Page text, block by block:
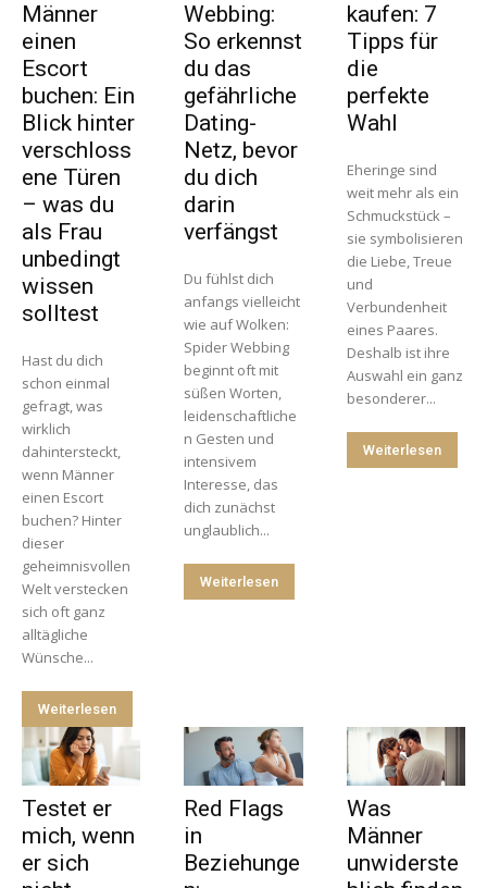
Männer
einen
Escort
buchen: Ein
Blick hinter
verschloss
ene Türen
– was du
als Frau
unbedingt
wissen
solltest
Hast du dich
schon einmal
gefragt, was
wirklich
dahintersteckt,
wenn Männer
einen Escort
buchen? Hinter
dieser
geheimnisvollen
Welt verstecken
sich oft ganz
alltägliche
Wünsche...
Weiterlesen
Webbing:
So erkennst
du das
gefährliche
Dating-
Netz, bevor
du dich
darin
verfängst
Du fühlst dich
anfangs vielleicht
wie auf Wolken:
Spider Webbing
beginnt oft mit
süßen Worten,
leidenschaftliche
n Gesten und
intensivem
Interesse, das
dich zunächst
unglaublich...
Weiterlesen
kaufen: 7
Tipps für
die
perfekte
Wahl
Eheringe sind
weit mehr als ein
Schmuckstück –
sie symbolisieren
die Liebe, Treue
und
Verbundenheit
eines Paares.
Deshalb ist ihre
Auswahl ein ganz
besonderer...
Weiterlesen
Testet er
mich, wenn
er sich
Red Flags
in
Beziehunge
Was
Männer
unwiderste